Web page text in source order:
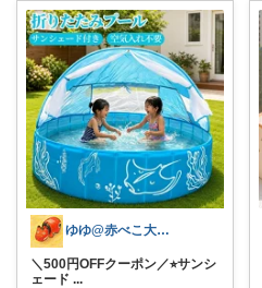
ゆゆ@赤べこ大好き
＼500円OFFクーポン／⭐︎サンシ
ェード ...